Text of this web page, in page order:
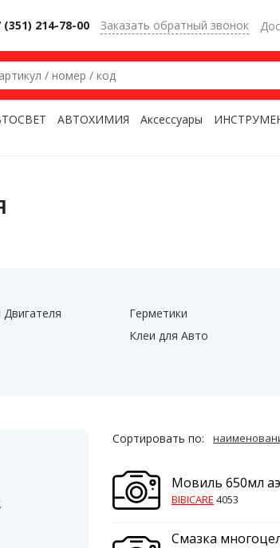
(351) 214-78-00 Заказать обратный звонок
АВТОХИМИЯ Аксессуары
Герметики
Клеи для Авто
Сортировать по:
Мовиль 650мл
BIBICARE 4053
Смазка